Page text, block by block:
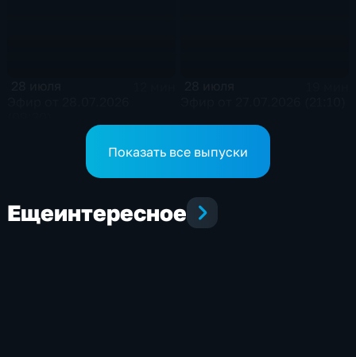
Показать все выпуски
Ещеинтересное